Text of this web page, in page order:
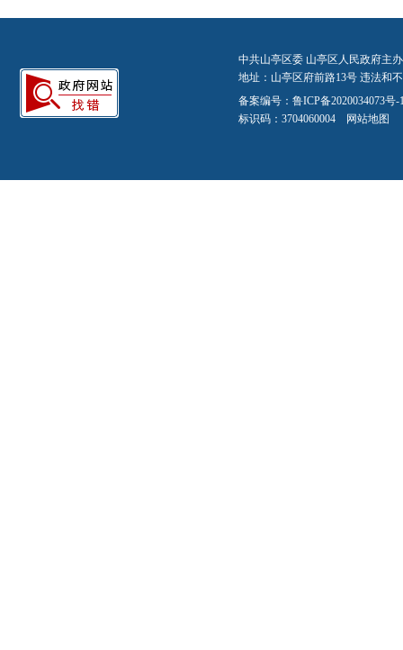
中共山亭区委 山亭区人民政府主
地址：山亭区府前路13号 违法和
备案编号： 鲁ICP备2020034073号-
标识码：3704060004 网站地图